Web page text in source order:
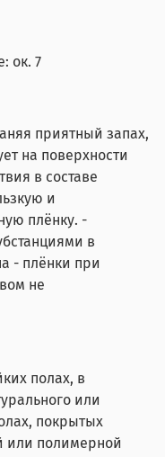
ок. 7
приятный запах,
на поверхности
в составе
и
плёнку. -
в
- плёнки при
не
полах, в
или
покрытых
или полимерной